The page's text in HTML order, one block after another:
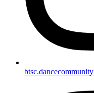
btsc.dancecommunity